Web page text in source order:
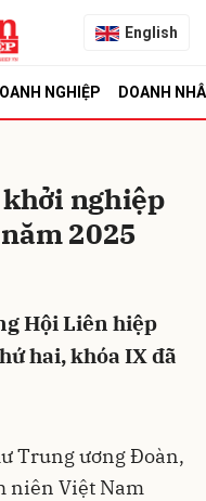
English
NGHIỆP DOANH
nghiệp
2025
Hội Liên hiệp
hai, khóa IX đã
Trung ương Đoàn,
niên Việt Nam
Hủy